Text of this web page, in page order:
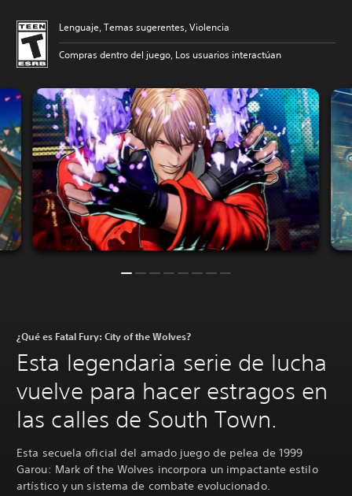
Lenguaje, Temas sugerentes, Violencia
Compras dentro del juego, Los usuarios interactúan
¿Qué es Fatal Fury: City of the Wolves?
Esta legendaria serie de lucha
vuelve para hacer estragos en
las calles de South Town.
Esta secuela oficial del amado juego de pelea de 1999
Garou: Mark of the Wolves incorpora un impactante estilo
artístico y un sistema de combate evolucionado.